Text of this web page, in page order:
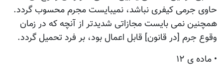
حاوی جرمی کیفری نباشد، نمیبایست مجرم محسوب گردد.
همچنین نمی بایست مجازاتی شدیدتر از آنچه که در زمان
وقوع جرم [در قانون] قابل اعمال بود، بر فرد تحمیل گردد.
• ماده ی ۱۲